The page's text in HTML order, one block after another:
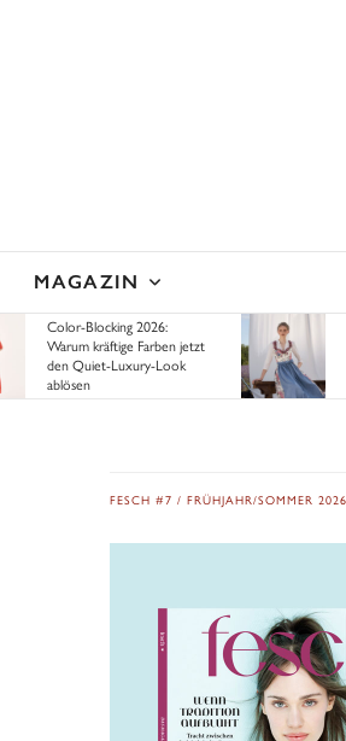
MAGAZIN
Color-Blocking 2026:
Warum kräftige Farben jetzt
den Quiet-Luxury-Look
ablösen
FESCH #7 / FRÜHJAHR/SOMMER 2026